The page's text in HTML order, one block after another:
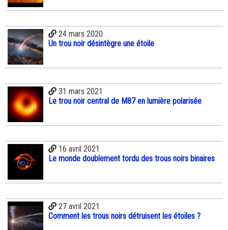
24 mars 2020
Un trou noir désintègre une étoile
31 mars 2021
Le trou noir central de M87 en lumière polarisée
16 avril 2021
Le monde doublement tordu des trous noirs binaires
27 avril 2021
Comment les trous noirs détruisent les étoiles ?